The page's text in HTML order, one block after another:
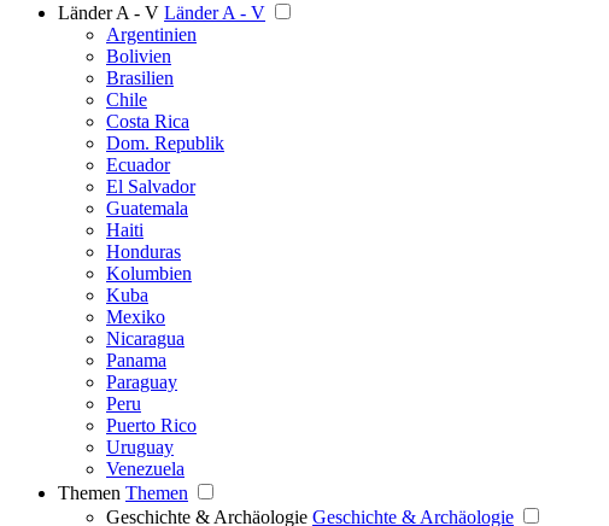
Länder A - V Länder A - V
Argentinien
Bolivien
Brasilien
Chile
Costa Rica
Dom. Republik
Ecuador
El Salvador
Guatemala
Haiti
Honduras
Kolumbien
Kuba
Mexiko
Nicaragua
Panama
Paraguay
Peru
Puerto Rico
Uruguay
Venezuela
Themen Themen
Geschichte & Archäologie Geschichte & Archäologie